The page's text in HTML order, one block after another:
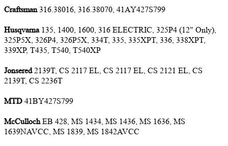
Craftsman316.38016, 316.38070, 41AY427S799
Husqvarna135, 1400, 1600, 316 ELECTRIC, 325P4 (12" Only),
325P5X, 326P4, 326P5X, 334T, 335, 335XPT, 336, 338XPT,
339XP, T435, T540, T540XP
Jonsered2139T, CS 2117 EL, CS 2117 EL, CS 2121 EL, CS
2139T, CS 2236T
MTD 41BY427S799
McCullochEB 428, MS 1434, MS 1436, MS 1636, MS
1639NAVCC, MS 1839, MS 1842AVCC